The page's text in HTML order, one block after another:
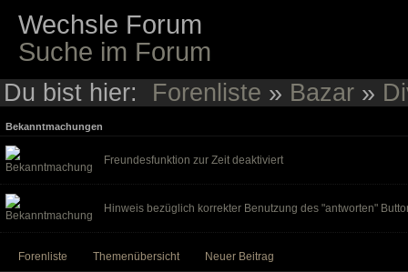
Wechsle Forum
Suche im Forum
Du bist hier: Forenliste » Bazar »
Bekanntmachungen
Freundesfunktion zur Zeit deaktiviert
Hinweis bezüglich korrekter Benutzung des "antworten"
Forenliste Themenübersicht Neuer Beitrag